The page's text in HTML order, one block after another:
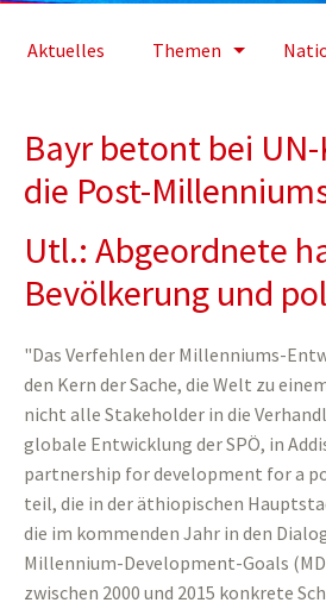
Aktuelles Themen
Bayr betont bei
die Post-
Utl.: Abgeordnete
Bevölkerung und
"Das Verfehlen der Millenniums-
den Kern der Sache, die Welt zu
nicht alle Stakeholder in die
globale Entwicklung der SPÖ, in
partnership for development for a
teil, die in der äthiopischen
die im kommenden Jahr in den
Millennium-Development-Goals
zwischen 2000 und 2015 konkrete